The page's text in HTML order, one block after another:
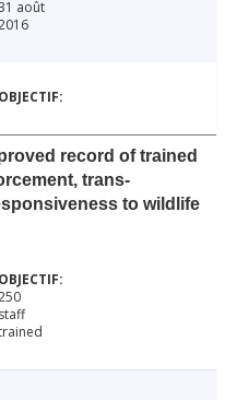
août
record of trained
trans-
to wildlife
staff